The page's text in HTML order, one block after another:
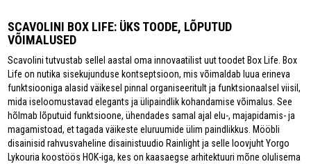
SCAVOLINI BOX LIFE: ÜKS TOODE, LÕPUTUD
VÕIMALUSED
Scavolini tutvustab sellel aastal oma innovaatilist uut toodet Box Life. Box
Life on nutika sisekujunduse kontseptsioon, mis võimaldab luua erineva
funktsiooniga alasid väikesel pinnal organiseeritult ja funktsionaalsel viisil,
mida iseloomustavad elegants ja ülipaindlik kohandamise võimalus. See
hõlmab lõputuid funktsioone, ühendades samal ajal elu-, majapidamis- ja
magamistoad, et tagada väikeste eluruumide ülim paindlikkus. Mööbli
disainisid rahvusvaheline disainistuudio Rainlight ja selle loovjuht Yorgo
Lykouria koostöös HOK-iga, kes on kaasaegse arhitektuuri mõne olulisema